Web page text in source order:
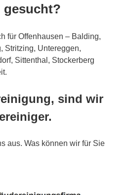
gesucht?
für Offenhausen – Balding,
Stritzing, Untereggen,
Sittenthal, Stockerberg
sind wir
aus. Was können wir für Sie